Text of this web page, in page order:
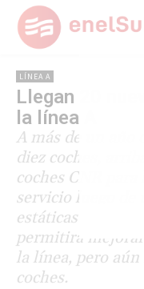
LÍNEA A
Llegan 20
la línea A
A más de un año
diez coches,
coches CNR
servicio luego de
estáticas y
permitirá
la línea, pero
coches.